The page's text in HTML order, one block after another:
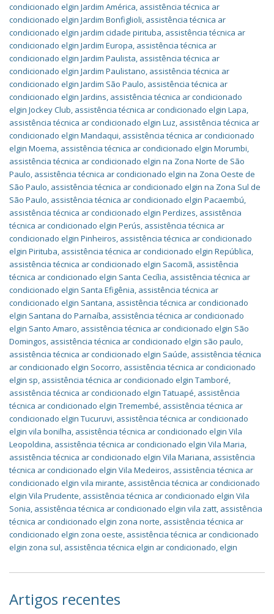
condicionado elgin Jardim América, assistência técnica ar
condicionado elgin Jardim Bonfiglioli, assistência técnica ar
condicionado elgin jardim cidade pirituba, assistência técnica ar
condicionado elgin Jardim Europa, assistência técnica ar
condicionado elgin Jardim Paulista, assistência técnica ar
condicionado elgin Jardim Paulistano, assistência técnica ar
condicionado elgin Jardim São Paulo, assistência técnica ar
condicionado elgin Jardins, assistência técnica ar condicionado
elgin Jockey Club, assistência técnica ar condicionado elgin Lapa,
assistência técnica ar condicionado elgin Luz, assistência técnica ar
condicionado elgin Mandaqui, assistência técnica ar condicionado
elgin Moema, assistência técnica ar condicionado elgin Morumbi,
assistência técnica ar condicionado elgin na Zona Norte de São
Paulo, assistência técnica ar condicionado elgin na Zona Oeste de
São Paulo, assistência técnica ar condicionado elgin na Zona Sul de
São Paulo, assistência técnica ar condicionado elgin Pacaembú,
assistência técnica ar condicionado elgin Perdizes, assistência
técnica ar condicionado elgin Perús, assistência técnica ar
condicionado elgin Pinheiros, assistência técnica ar condicionado
elgin Pirituba, assistência técnica ar condicionado elgin República,
assistência técnica ar condicionado elgin Sacomã, assistência
técnica ar condicionado elgin Santa Cecília, assistência técnica ar
condicionado elgin Santa Efigênia, assistência técnica ar
condicionado elgin Santana, assistência técnica ar condicionado
elgin Santana do Parnaíba, assistência técnica ar condicionado
elgin Santo Amaro, assistência técnica ar condicionado elgin São
Domingos, assistência técnica ar condicionado elgin são paulo,
assistência técnica ar condicionado elgin Saúde, assistência técnica
ar condicionado elgin Socorro, assistência técnica ar condicionado
elgin sp, assistência técnica ar condicionado elgin Tamboré,
assistência técnica ar condicionado elgin Tatuapé, assistência
técnica ar condicionado elgin Tremembé, assistência técnica ar
condicionado elgin Tucuruvi, assistência técnica ar condicionado
elgin vila bonilha, assistência técnica ar condicionado elgin Vila
Leopoldina, assistência técnica ar condicionado elgin Vila Maria,
assistência técnica ar condicionado elgin Vila Mariana, assistência
técnica ar condicionado elgin Vila Medeiros, assistência técnica ar
condicionado elgin vila mirante, assistência técnica ar condicionado
elgin Vila Prudente, assistência técnica ar condicionado elgin Vila
Sonia, assistência técnica ar condicionado elgin vila zatt, assistência
técnica ar condicionado elgin zona norte, assistência técnica ar
condicionado elgin zona oeste, assistência técnica ar condicionado
elgin zona sul, assistência técnica elgin ar condicionado,elgin
Artigos recentes